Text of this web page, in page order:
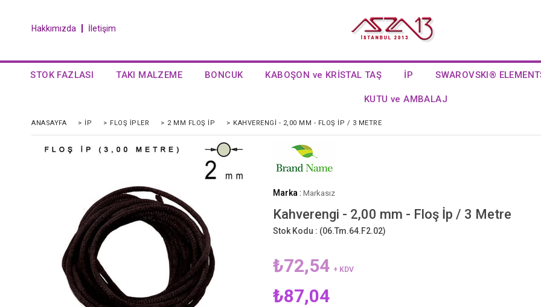
Hakkımızda İletişim
STOK FAZLASI TAKI MALZEME BONCUK KABOŞON ve KRİSTAL TAŞ İP SWAROVSKI®
KUTU ve AMBALAJ
ANASAYFA > İP > FLOŞ İPLER > 2 MM FLOŞ İP > KAHVERENGI - 2,00 MM - FLOŞ İP / 3 METRE
Marka : Markasız
Kahverengi - 2,00 mm - Floş İp / 3 Metre
Stok Kodu : (06.Tm.64.F2.02)
₺72,54 + KDV
₺87,04